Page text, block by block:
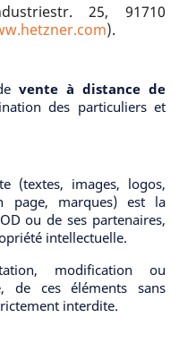
25, 91710
).
vente à distance de
des particuliers et
(textes, images, logos,
page, marques) est la
ou de ses partenaires,
intellectuelle.
modification ou
de ces éléments sans
interdite.